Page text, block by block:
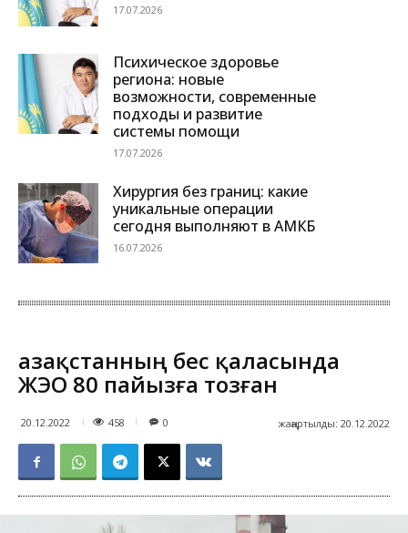
17.07.2026
Психическое здоровье
региона: новые
возможности, современные
подходы и развитие
системы помощи
17.07.2026
Хирургия без границ: какие
уникальные операции
сегодня выполняют в АМКБ
16.07.2026